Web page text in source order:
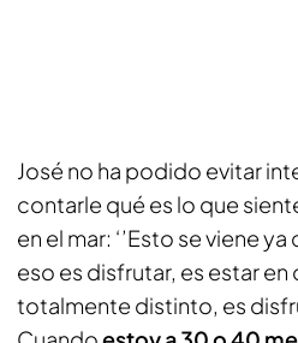
José no ha podido evitar
contarle qué es lo que
en el mar: ‘’Esto se viene
eso es disfrutar, es estar
totalmente distinto, es